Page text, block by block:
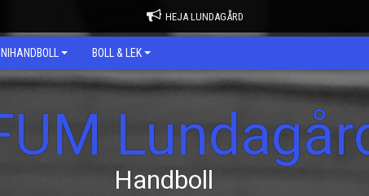
HEJA LUNDAGÅRD
BOLL & LEK
Handboll